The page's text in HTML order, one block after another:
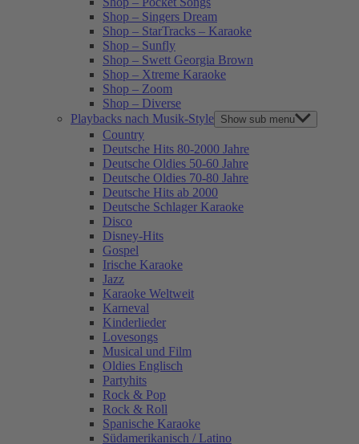
Shop – Singers Dream
Shop – StarTracks – Karaoke
Shop – Sunfly
Shop – Swett Georgia Brown
Shop – Xtreme Karaoke
Shop – Zoom
Shop – Diverse
Playbacks nach Musik-Style Show sub menu
Country
Deutsche Hits 80-2000 Jahre
Deutsche Oldies 50-60 Jahre
Deutsche Oldies 70-80 Jahre
Deutsche Hits ab 2000
Deutsche Schlager Karaoke
Disco
Disney-Hits
Gospel
Irische Karaoke
Jazz
Karaoke Weltweit
Karneval
Kinderlieder
Lovesongs
Musical und Film
Oldies Englisch
Partyhits
Rock & Pop
Rock & Roll
Spanische Karaoke
Südamerikanisch / Latino